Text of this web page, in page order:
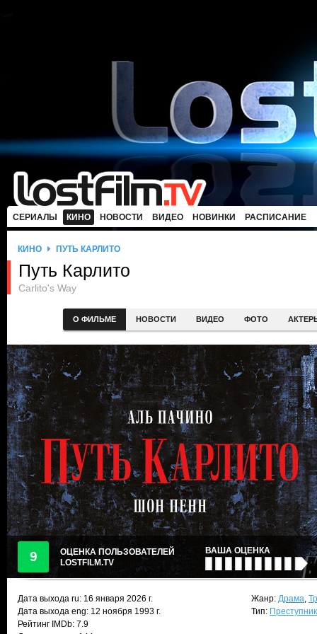
СЕРИАЛЫ КИНО НОВОСТИ ВИДЕО НОВИНКИ РАСПИСАНИЕ
КИНО ПУТЬ КАРЛИТО
Путь Карлито
Carlito's Way
О ФИЛЬМЕ НОВОСТИ ВИДЕО ФОТО
9
ОЦЕНКА ПОЛЬЗОВАТЕЛЕЙ
LOSTFILM.TV
ВАША ОЦЕНКА
Дата выхода ru: 16 января 2026 г.
Дата выхода eng: 12 ноября 1993 г.
Рейтинг IMDb: 7.9
Жанр: Драма,
Тип: